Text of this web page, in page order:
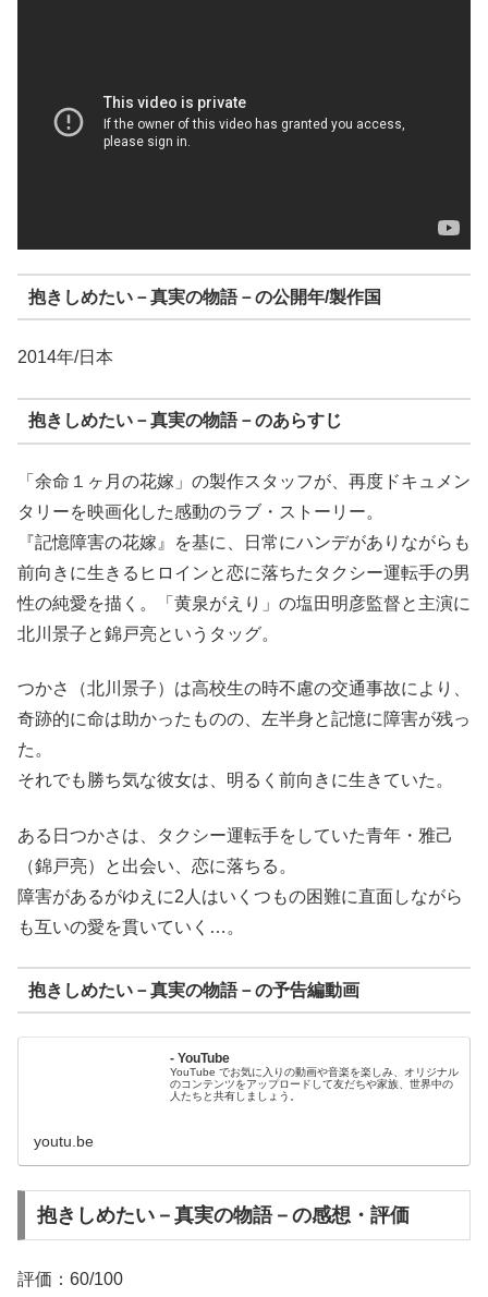
抱きしめたい－真実の物語－の公開年/製作国
2014年/日本
抱きしめたい－真実の物語－のあらすじ
「余命１ヶ月の花嫁」の製作スタッフが、再度ドキュメン
タリーを映画化した感動のラブ・ストーリー。
『記憶障害の花嫁』を基に、日常にハンデがありながらも
前向きに生きるヒロインと恋に落ちたタクシー運転手の男
性の純愛を描く。「黄泉がえり」の塩田明彦監督と主演に
北川景子と錦戸亮というタッグ。
つかさ（北川景子）は高校生の時不慮の交通事故により、
奇跡的に命は助かったものの、左半身と記憶に障害が残っ
た。
それでも勝ち気な彼女は、明るく前向きに生きていた。
ある日つかさは、タクシー運転手をしていた青年・雅己
（錦戸亮）と出会い、恋に落ちる。
障害があるがゆえに2人はいくつもの困難に直面しながら
も互いの愛を貫いていく…。
抱きしめたい－真実の物語－の予告編動画
- YouTube
YouTube でお気に入りの動画や音楽を楽しみ、オリジナル
のコンテンツをアップロードして友だちや家族、世界中の
人たちと共有しましょう。
youtu.be
抱きしめたい－真実の物語－の感想・評価
評価：60/100